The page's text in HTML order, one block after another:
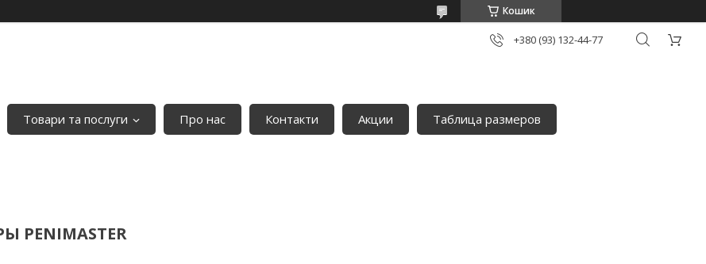
Кошик
+380 (93) 132-44-77
Товари та послуги Про нас Контакти Акции Таблица размеров
PENIMASTER